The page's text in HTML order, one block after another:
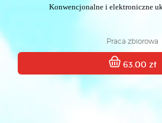
Konwencjonalne i elektroniczne
Praca zbiorowa
63.00 zł